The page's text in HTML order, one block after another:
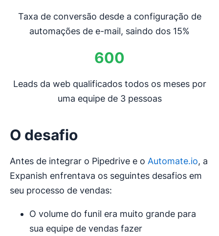
Taxa de conversão desde a configuração de
automações de e-mail, saindo dos 15%
600
Leads da web qualificados todos os meses por
uma equipe de 3 pessoas
O desafio
Antes de integrar o Pipedrive e o Automate.io, a
Expanish enfrentava os seguintes desafios em
seu processo de vendas:
O volume do funil era muito grande para
sua equipe de vendas fazer